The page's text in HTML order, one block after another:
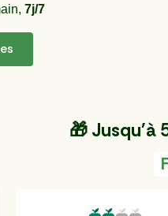
7j/7
🎁 Jusqu'à